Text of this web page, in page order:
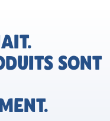
SONT